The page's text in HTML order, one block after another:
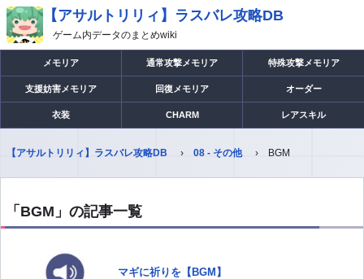
【アサルトリリィ】ラスバレ攻略DB
ゲーム内データのまとめwiki
メモリア 通常攻撃メモリア 特殊攻撃メモリア
支援妨害メモリア 回復メモリア オーダー
衣装 CHARM レアスキル
【アサルトリリィ】ラスバレ攻略DB 08 - その他 BGM
「BGM」の記事一覧
マギに祈りを【BGM】